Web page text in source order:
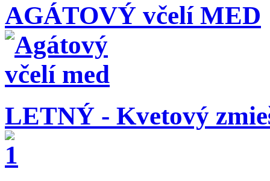
AGÁTOVÝ včelí MED
LETNÝ - Kvetový